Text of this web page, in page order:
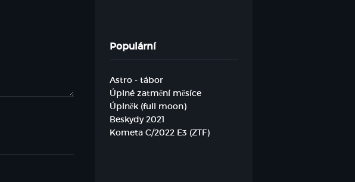
Populární
Astro - tábor
Úplné zatmění měsíce
Úplněk (full moon)
Beskydy 2021
Kometa C/2022 E3 (ZTF)